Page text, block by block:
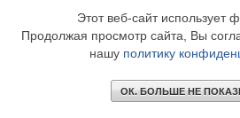
Этот веб-сайт использует
Продолжая просмотр сайта, Вы
нашу политику
ОК. БОЛЬШЕ НЕ